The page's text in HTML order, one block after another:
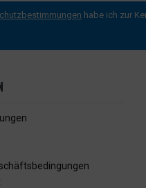
habe ich zur